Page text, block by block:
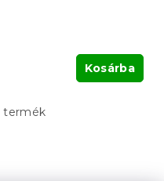
Kosárba
termék